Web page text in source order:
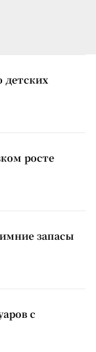
детских
росте
запасы
с